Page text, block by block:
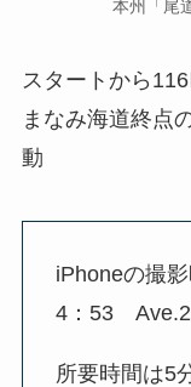
本州「尾
スタートから
まなみ海道終点
動
iPhoneの撮
4：53
所要時間は5